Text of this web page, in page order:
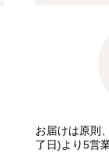
お届けは原則
了日)より5営